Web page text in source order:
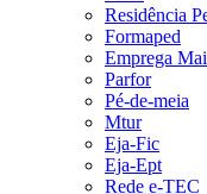
Residência
Formaped
Emprega
Parfor
Pé-de-meia
Mtur
Eja-Fic
Eja-Ept
Rede e-TEC